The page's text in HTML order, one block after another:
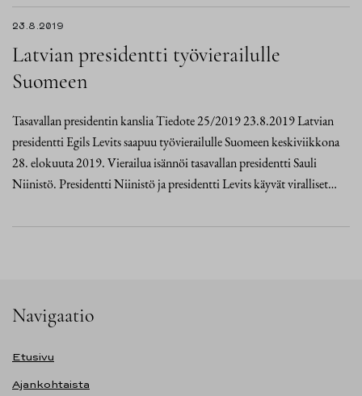
23.8.2019
Latvian presidentti työvierailulle
Suomeen
Tasavallan presidentin kanslia Tiedote 25/2019 23.8.2019 Latvian
presidentti Egils Levits saapuu työvierailulle Suomeen keskiviikkona
28. elokuuta 2019. Vierailua isännöi tasavallan presidentti Sauli
Niinistö. Presidentti Niinistö ja presidentti Levits käyvät viralliset…
Navigaatio
Etusivu
Ajankohtaista